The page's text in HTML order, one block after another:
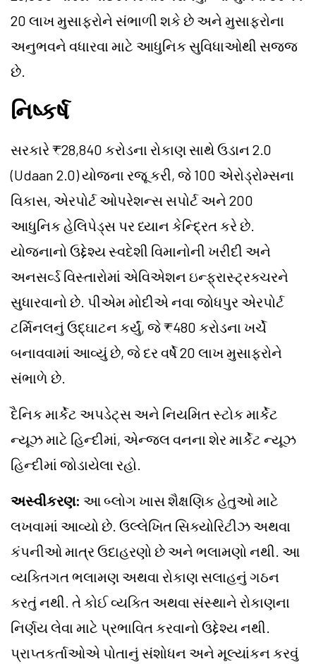
20 લાખ મુસાફરોને સંભાળી શકે છે અને મુસાફરોના
અનુભવને વધારવા માટે આધુનિક સુવિધાઓથી સજ્જ
છે.
નિષ્કર્ષ
સરકારે ₹28,840 કરોડના રોકાણ સાથે ઉડાન 2.0
(Udaan 2.0) યોજના રજૂ કરી, જે 100 એરોડ્રોમ્સના
વિકાસ, એરપોર્ટ ઓપરેશન્સ સપોર્ટ અને 200
આધુનિક હેલિપેડ્સ પર ધ્યાન કેન્દ્રિત કરે છે.
યોજનાનો ઉદ્દેશ્ય સ્વદેશી વિમાનોની ખરીદી અને
અનસર્વ્ડ વિસ્તારોમાં એવિએશન ઇન્ફ્રાસ્ટ્રક્ચરને
સુધારવાનો છે. પીએમ મોદીએ નવા જોધપુર એરપોર્ટ
ટર્મિનલનું ઉદ્ઘાટન કર્યું, જે ₹480 કરોડના ખર્ચે
બનાવવામાં આવ્યું છે, જે દર વર્ષે 20 લાખ મુસાફરોને
સંભાળે છે.
દૈનિક માર્કેટ અપડેટ્સ અને નિયમિત સ્ટોક માર્કેટ
ન્યૂઝ માટે હિન્દીમાં, એન્જલ વનના શેર માર્કેટ ન્યૂઝ
હિન્દીમાં જોડાયેલા રહો.
અસ્વીકરણ: આ બ્લોગ ખાસ શૈક્ષણિક હેતુઓ માટે
લખવામાં આવ્યો છે. ઉલ્લેખિત સિક્યોરિટીઝ અથવા
કંપનીઓ માત્ર ઉદાહરણો છે અને ભલામણો નથી. આ
વ્યક્તિગત ભલામણ અથવા રોકાણ સલાહનું ગઠન
કરતું નથી. તે કોઈ વ્યક્તિ અથવા સંસ્થાને રોકાણના
નિર્ણય લેવા માટે પ્રભાવિત કરવાનો ઉદ્દેશ્ય નથી.
પ્રાપ્તકર્તાઓએ પોતાનું સંશોધન અને મૂલ્યાંકન કરવું